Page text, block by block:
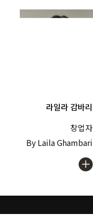
라일라 감바리
창업자
By Laila Ghambari